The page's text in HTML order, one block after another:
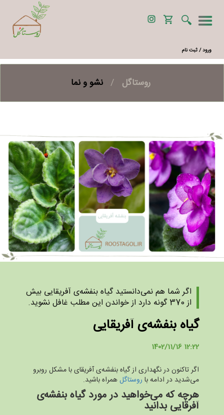
ورود / ثبت نام
روستاگل / نشو و نما
اگر شما هم نمی‌دانستید گیاه بنفشه‌ی آفریقایی بیش
از 370 گونه دارد از خواندن این مطلب غافل نشوید.
گیاه بنفشه‌ی آفریقایی
1402/11/16 12:22
اگر تاکنون در نگهداری از گیاه بنفشه‌ی آفریقای با مشکل روبرو
می‌شدید در ادامه با روستاگلهمراه باشید.
هرچه که می‌خواهید در مورد گیاه بنفشه‌ی
آفرقایی بدانید